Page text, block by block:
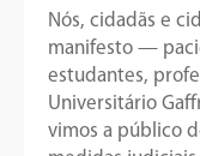
Nós, cidadãs e
manifesto —
estudantes,
Universitário
vimos a público